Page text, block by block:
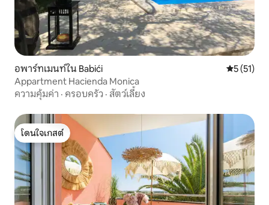
อพาร์ทเมนท์ใน Babići คะแนนเฉลี่
5 (51)
Appartment Hacienda Monica
ความคุ้มค่า · ครอบครัว · สัตว์เลี้ยง
โดนใจเกสต์
โดนใจเกสต์